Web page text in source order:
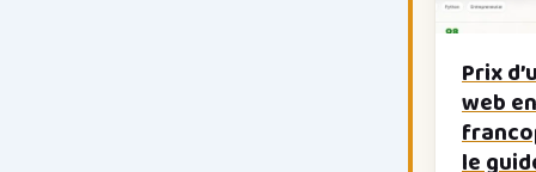
Prix
web
le